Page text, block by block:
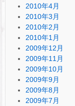
2010年4月
2010年3月
2010年2月
2010年1月
2009年12月
2009年11月
2009年10月
2009年9月
2009年8月
2009年7月